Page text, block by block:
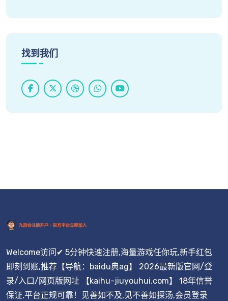
找到我们
Welcome访问✔ 5分钟快速注册,海量游戏任你玩,新手红包
即刻到账,推荐【导航：baidu典ag】 2026最新版官网/登
录/入口/网页版网址 【kaihu-jiuyouhui.com】 18年信誉
保证,平台正规可靠！见善如不及,见不善如探汤,会员登录